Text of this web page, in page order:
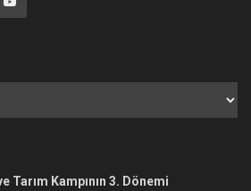
Tarım Kampının 3. Dönemi